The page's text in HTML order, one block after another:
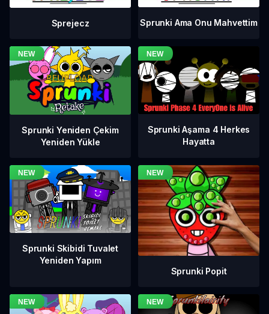
Sprejecz Sprunki Ama Onu Mahvettim
Sprunki Yeniden Çekim
Yeniden Yükle
Sprunki Aşama 4 Herkes
Hayatta
Sprunki Skibidi Tuvalet
Yeniden Yapım
Sprunki Popit